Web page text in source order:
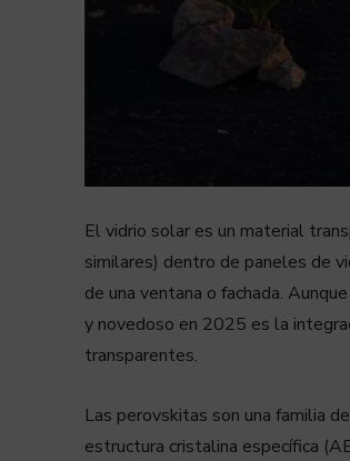
El vidrio solar es un material
similares) dentro de paneles de
de una ventana o fachada.
y novedoso en 2025 es la
transparentes.
Las perovskitas son una familia
estructura cristalina específica